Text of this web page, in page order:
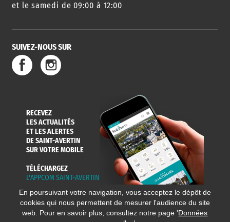
SERVICE
DE L'EAU
et le samedi de 09:00 à 12:00
SUIVEZ-NOUS SUR
RECEVEZ
LES ACTUALITÉS
ET LES ALERTES
DE SAINT-AVERTIN
SUR VOTRE MOBILE
TÉLÉCHARGEZ
L'APPCOM SAINT-AVERTIN
En poursuivant votre navigation, vous acceptez le dépôt de
cookies qui nous permettent de mesurer l'audience du site
web. Pour en savoir plus, consultez notre page 'Données